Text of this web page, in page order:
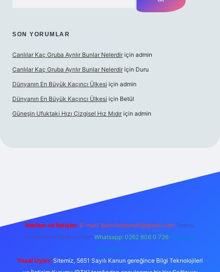
SON YORUMLAR
Canlılar Kaç Gruba Ayrılır Bunlar Nelerdir için admin
Canlılar Kaç Gruba Ayrılır Bunlar Nelerdir için Duru
Dünyanın En Büyük Kaçıncı Ülkesi için admin
Dünyanın En Büyük Kaçıncı Ülkesi için Betül
Güneşin Ufuktaki Hızı Çizgisel Hız Mıdır için admin
Reklam ve İletişim: E-mail: backlinkpaneli@gmail.com Teams:
forumhizmeti@gmail.com Whatsapp: 0262 606 0 726 Telegram:
@karabul
Yasal Uyarı: Sitemiz, 5651 Sayılı Kanun gereğince Bilgi Teknolojileri